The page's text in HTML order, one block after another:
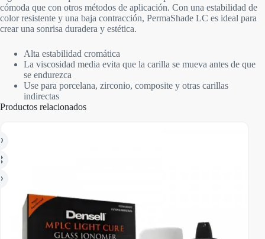
cómoda que con otros métodos de aplicación. Con una estabilidad de
color resistente y una baja contracción, PermaShade LC es ideal para
crear una sonrisa duradera y estética.
Alta estabilidad cromática
La viscosidad media evita que la carilla se mueva antes de que
se endurezca
Use para porcelana, zirconio, composite y otras carillas
indirectas
Productos relacionados